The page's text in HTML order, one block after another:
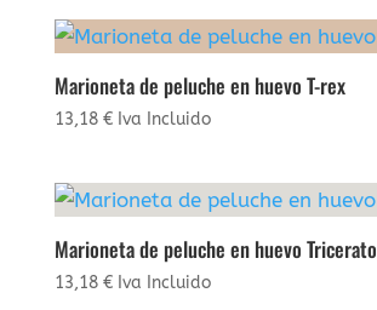
Marioneta de peluche en huevo T-rex
13,18 € Iva Incluido
Marioneta de peluche en huevo
13,18 € Iva Incluido